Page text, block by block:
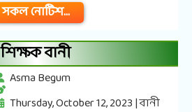
সকল নোটিশ...
শিক্ষক বানী
Asma Begum
Thursday, October 12, 2023 | বানী